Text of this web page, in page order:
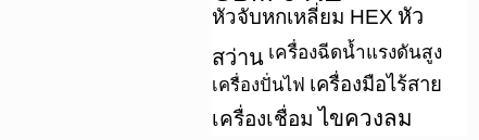
หัวจับหกเหลี่ยม HEX หัว
สว่าน เครื่องฉีดน้ำแรงดันสูง
เครื่องปั่นไฟ เครื่องมือไร้สาย
เครื่องเชื่อม ไขควงลม